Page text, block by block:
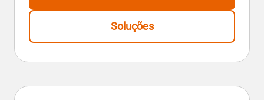
Soluções